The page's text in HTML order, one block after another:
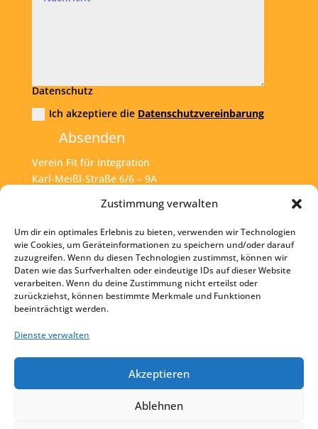
Zustimmung verwalten
Um dir ein optimales Erlebnis zu bieten, verwenden wir Technologien
wie Cookies, um Geräteinformationen zu speichern und/oder darauf
zuzugreifen. Wenn du diesen Technologien zustimmst, können wir
Daten wie das Surfverhalten oder eindeutige IDs auf dieser Website
verarbeiten. Wenn du deine Zustimmung nicht erteilst oder
zurückziehst, können bestimmte Merkmale und Funktionen
beeinträchtigt werden.
Dienste verwalten
Akzeptieren
Ablehnen
Datenschutz
Ich akzeptiere die Datenschutzvereinbarung
Absenden
Verein Fit für Integration
Karl-Meißl-Straße 6/6 – 9A
Tel:+43 1 925 77 46
Mail: office@fit4int.at
Startseite
Kontakt
Impressum